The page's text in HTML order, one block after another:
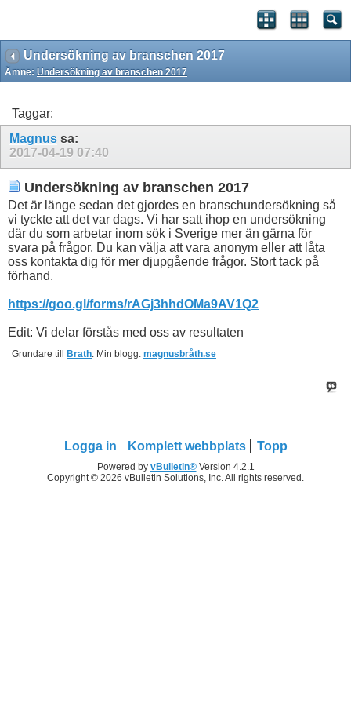
Undersökning av branschen 2017
Ämne: Undersökning av branschen 2017
Taggar:
Magnus sa:
2017-04-19 07:40
Undersökning av branschen 2017
Det är länge sedan det gjordes en branschundersökning så
vi tyckte att det var dags. Vi har satt ihop en undersökning
där du som arbetar inom sök i Sverige mer än gärna för
svara på frågor. Du kan välja att vara anonym eller att låta
oss kontakta dig för mer djupgående frågor. Stort tack på
förhand.
https://goo.gl/forms/rAGj3hhdOMa9AV1Q2
Edit: Vi delar förstås med oss av resultaten
Grundare till Brath. Min blogg: magnusbråth.se
Logga in Komplett webbplats Topp
Powered by vBulletin®Version 4.2.1
Copyright © 2026 vBulletin Solutions, Inc. All rights reserved.